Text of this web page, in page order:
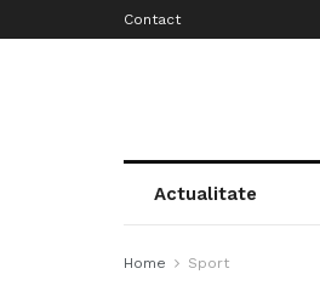
Contact
Actualitate
Home Sport